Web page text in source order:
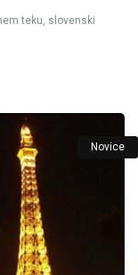
teku, slovenski
Novice